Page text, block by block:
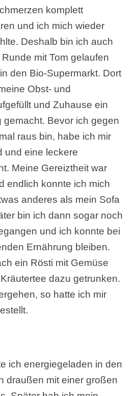
komplett
und ich mich wieder
Deshalb bin ich auch
mit Tom gelaufen
den Bio-Supermarkt. Dort
Obst- und
und Zuhause ein
gemacht. Bevor ich gegen
raus bin, habe ich mir
und eine leckere
Meine Gereiztheit war
endlich konnte ich mich
anderes als mein Sofa
bin ich dann sogar noch
und ich konnte bei
Ernährung bleiben.
ein Rösti mit Gemüse
dazu getrunken.
so hatte ich mir
ich energiegeladen in den
draußen mit einer großen